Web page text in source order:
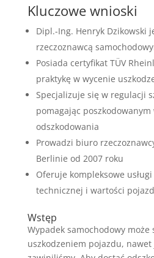
Kluczowe wnioski
Dipl.-Ing. Henryk Dzikowski
rzeczoznawcą
Posiada certyfikat TÜV
praktykę w wycenie
Specjalizuje się w regulacji
pomagając
odszkodowania
Prowadzi biuro
Berlinie od 2007 roku
Oferuje kompleksowe
technicznej i wartości
Wstęp
Wypadek samochodowy może
uszkodzeniem pojazdu,